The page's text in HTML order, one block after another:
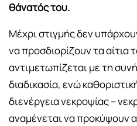
θάνατός του.
Μέχρι στιγμής δεν
να προσδιορίζουν τα
αντιμετωπίζεται με τη
διαδικασία, ενώ
διενέργεια νεκροψίας –
αναμένεται να προκύψουν